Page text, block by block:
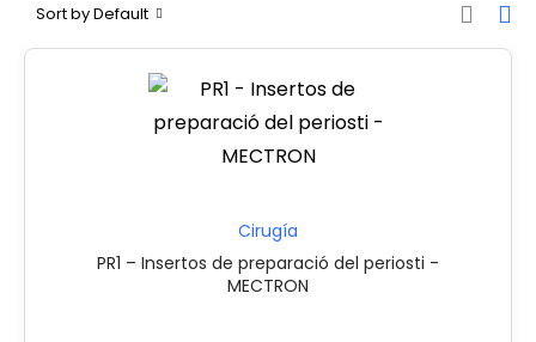
Sort by Default
Cirugía
PR1 – Insertos de preparació del periosti -
MECTRON